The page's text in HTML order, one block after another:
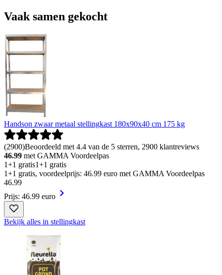
Vaak samen gekocht
Handson zwaar metaal stellingkast 180x90x40 cm 175 kg
(2900)Beoordeeld met 4.4 van de 5 sterren, 2900 klantreviews
46.99 met GAMMA Voordeelpas
1+1 gratis1+1 gratis
1+1 gratis, voordeelprijs: 46.99 euro met GAMMA Voordeelpas
46.99
Prijs: 46.99 euro
Bekijk alles in stellingkast